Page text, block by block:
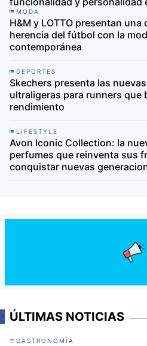
MODA
H&M y LOTTO presentan
herencia del fútbol con la
contemporánea
DEPORTES
Skechers presenta las
ultraligeras para runners que
rendimiento
LIFESTYLE
Avon Iconic Collection: la
perfumes que reinventa sus
conquistar nuevas
ÚLTIMAS NOTICIAS
GASTRONOMÍA